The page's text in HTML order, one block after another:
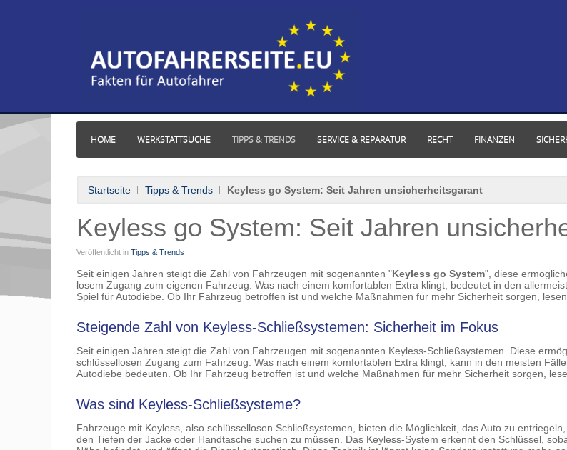
HOME WERKSTATTSUCHE TIPPS & TRENDS SERVICE & REPARATUR RECHT FINANZEN
Startseite Tipps & Trends Keyless go System: Seit Jahren unsicherheitsgarant
Keyless go System: Seit Jahren
Veröffentlicht in Tipps & Trends
Seit einigen Jahren steigt die Zahl von Fahrzeugen mit sogenannten "Keyless go System", diese
losem Zugang zum eigenen Fahrzeug. Was nach einem komfortablen Extra klingt, bedeutet in den
Spiel für Autodiebe. Ob Ihr Fahrzeug betroffen ist und welche Maßnahmen für mehr Sicherheit sorgen,
Steigende Zahl von Keyless-Schließsystemen: Sicherheit im Fokus
Seit einigen Jahren steigt die Zahl von Fahrzeugen mit sogenannten Keyless-Schließsystemen. Diese
schlüssellosen Zugang zum Fahrzeug. Was nach einem komfortablen Extra klingt, kann in den meisten
Autodiebe bedeuten. Ob Ihr Fahrzeug betroffen ist und welche Maßnahmen für mehr Sicherheit sorgen,
Was sind Keyless-Schließsysteme?
Fahrzeuge mit Keyless, also schlüssellosen Schließsystemen, bieten die Möglichkeit, das Auto zu
den Tiefen der Jacke oder Handtasche suchen zu müssen. Das Keyless-System erkennt den Schlüssel,